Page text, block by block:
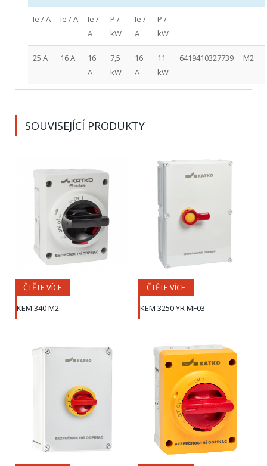
Ie / A Ie / A
Ie /
A
P /
kW
Ie /
A
P /
kW
25 A 16 A
16
A
7,5
kW
16
A
11
kW
6419410327739 M2
SOUVISEJÍCÍ PRODUKTY
ČTĚTE VÍCE
KEM 340 M2
ČTĚTE VÍCE
KEM 3250 YR MF03